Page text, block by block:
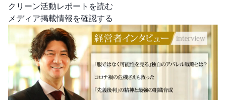
クリーン活動レポートを読む
メディア掲載情報を確認する